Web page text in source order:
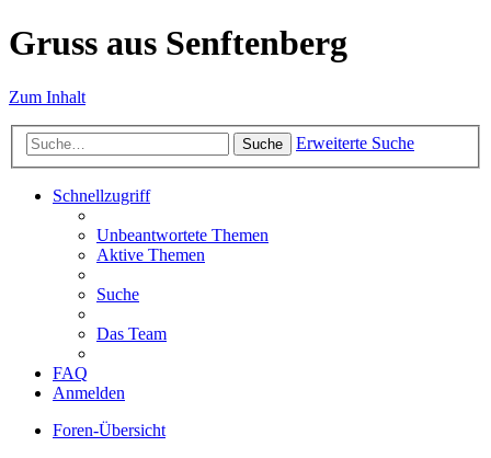
Gruss aus Senftenberg
Zum Inhalt
Suche Erweiterte Suche
Schnellzugriff
Unbeantwortete Themen
Aktive Themen
Suche
Das Team
FAQ
Anmelden
Foren-Übersicht